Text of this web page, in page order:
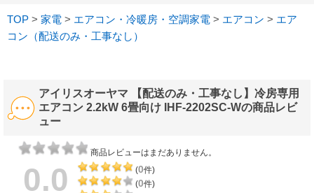
TOP > 家電 > エアコン・冷暖房・空調家電 > エアコン > エア
コン（配送のみ・工事なし）
アイリスオーヤマ 【配送のみ・工事なし】冷房専用
エアコン 2.2kW 6畳向け IHF-2202SC-Wの商品レビ
ュー
商品レビューはまだありません。
0.0 (0件)
(0件)